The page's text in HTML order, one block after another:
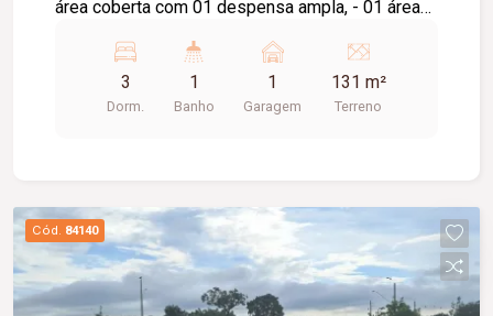
área coberta com 01 despensa ampla, - 01 área
3
Dorm.
1
Banho
1
Garagem
131 m²
Terreno
Cód. 84140